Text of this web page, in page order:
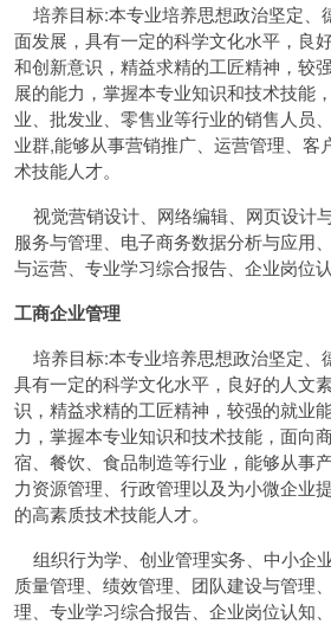
培养目标:本专业培养思想政治坚定、
面发展，具有一定的科学文化水平，良
和创新意识，精益求精的工匠精神，较
展的能力，掌握本专业知识和技术技能
业、批发业、零售业等行业的销售人员
业群,能够从事营销推广、运营管理、客
术技能人才。
视觉营销设计、网络编辑、网页设计
服务与管理、电子商务数据分析与应用
与运营、专业学习综合报告、企业岗位认
工商企业管理
培养目标:本专业培养思想政治坚定、
具有一定的科学文化水平，良好的人文
识，精益求精的工匠精神，较强的就业
力，掌握本专业知识和技术技能，面向
宿、餐饮、食品制造等行业，能够从事
力资源管理、行政管理以及为小微企业
的高素质技术技能人才。
组织行为学、创业管理实务、中小企
质量管理、绩效管理、团队建设与管理
理、专业学习综合报告、企业岗位认知、